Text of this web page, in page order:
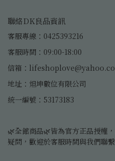
聯絡DK良品資訊
客服專線：0425393216
客服時間：09:00-18:00
信箱：
地址：炟坤數位有限公司
統一編號：53173183
🌿全館商品🌿皆為官方正品授權
疑問，歡迎於客服時間與我們聯